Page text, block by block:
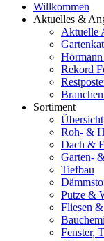
Willkommen
Aktuelles &
Aktuelle
Rekord
Sortiment
Übersicht
Roh- &
Dach &
Garten-
Tiefbau
Putze &
Fliesen
Fenster,